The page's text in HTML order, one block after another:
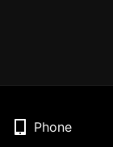
Phone